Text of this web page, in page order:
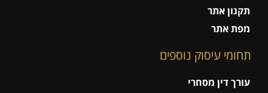
תקנון אתר
מפת אתר
תחומי עיסוק נוספים
עורך דין מסחרי